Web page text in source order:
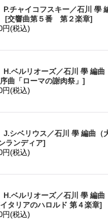
P.チャイコフスキー／石川 學
[交響曲第５番 第２楽章]
円(税込)
H.ベルリオーズ／石川 學 編曲
曲「ローマの謝肉祭」]
円(税込)
J.シベリウス／石川 學 編曲（
ランディア]
円(税込)
H.ベルリオーズ／石川 學 編曲
タリアのハロルド 第４楽章]
円(税込)